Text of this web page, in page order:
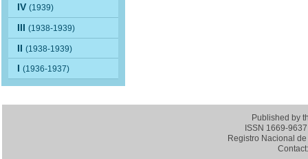
IV(1939)
III(1938-1939)
II(1938-1939)
I(1936-1937)
Published by
ISSN 1669-
Registro Nacional